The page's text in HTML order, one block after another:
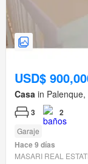
USD$
Casa in
3 2
Garaje
Hace 9 días
MASARI REAL